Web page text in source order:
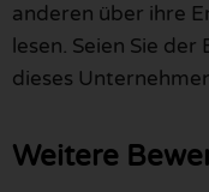
anderen über ihre
lesen. Seien Sie
dieses
Weitere